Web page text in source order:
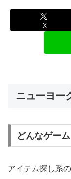
X
ニューヨー
どんなゲーム
アイテム探し系